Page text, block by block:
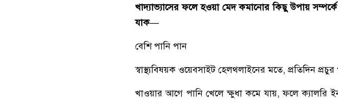
খাদ্যাভ্যাসের ফলে হওয়া মেদ কমানোর কিছু উপায়
যাক—
বেশি পানি পান
স্বাস্থ্যবিষয়ক ওয়েবসাইট হেলথলাইনের মতে, প্রতিদিন
খাওয়ার আগে পানি খেলে ক্ষুধা কমে যায়, ফলে ক্যালরি